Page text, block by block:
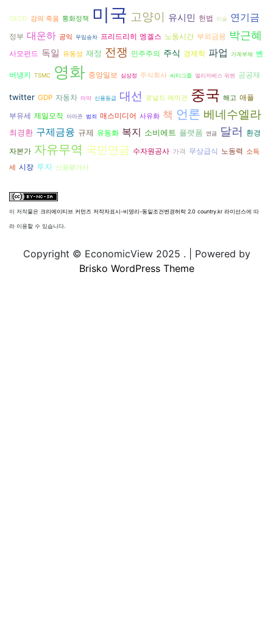
OECD 강의 죽음 통화정책 미국 고양이 유시민 헌법 미술 연기금
정부 대운하 공익 무임승차 프리드리히 엥겔스 노동시간 부외금융 박근혜
사모펀드 독일 유동성 재정 전쟁 민주주의 주식 경제학 파업 가계부채 벤
버냉키 TSMC 영화 중앙일보 심상정 주식회사 씨티그룹 엘리자베스 워렌 공공재
twitter GDP 자동차 마약 신용등급 대선 로널드 레이건 중국 해고 애플
부유세 제일모직 아마존 범죄 매스미디어 사유화 책 언론 베네수엘라
최경환 구제금융 규제 유동화 복지 소비에트 플랫폼 연금 달러 환경
자본가 자유무역 국민연금 수자원공사 가격 무상급식 노동력 소득
세
시장 투자 신용평가사
이 저작물은 크리에이티브 커먼즈 저작자표시-비영리-동일조건변경허락 2.0 country.kr 라이선스에 따
라 이용할 수 있습니다.
Copyright © EconomicView 2025 . | Powered by
Brisko WordPress Theme